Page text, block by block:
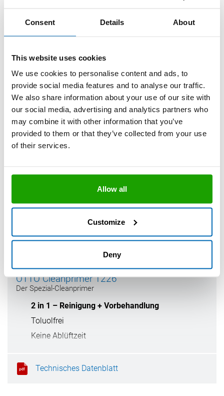
Consent Details About
This website uses cookies
We use cookies to personalise content and ads, to
provide social media features and to analyse our traffic.
We also share information about your use of our site with
our social media, advertising and analytics partners who
may combine it with other information that you’ve
provided to them or that they’ve collected from your use
of their services.
Allow all
Customize
Deny
Der Naturstein- und Metall-Primer
Vielseitig einsetzbar
Keine Ablüftzeit
Technisches Datenblatt
OTTO Primer 1225
Absperrung alkalischer Untergründe
Kurze Ablüftzeit
Stark filmbildend
Technisches Datenblatt
OTTO Cleanprimer 1226
Der Spezial-Cleanprimer
2 in 1 – Reinigung + Vorbehandlung
Toluolfrei
Keine Ablüftzeit
Technisches Datenblatt